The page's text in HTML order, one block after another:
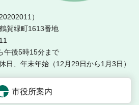
）
賀緑町1613番地
午後5時15分まで
日、年末年始（12月29日から1月3日）
市役所案内